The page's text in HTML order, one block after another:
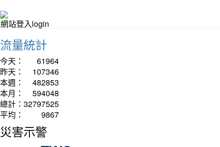
網站登入login
流量統計
今天：
61964
昨天：
107346
本週：
482853
本月：
594048
總計： 32797525
平均：
9867
災害示警